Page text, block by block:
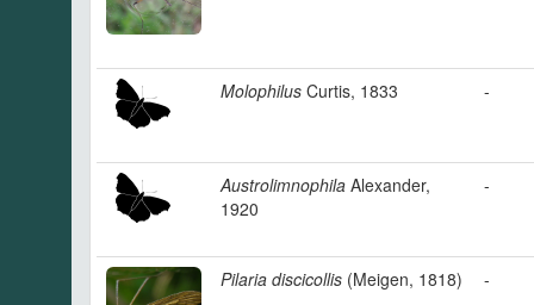
Molophilus Curtis, 1833 -
Austrolimnophila Alexander,
1920
-
Pilaria discicollis (Meigen, 1818) -